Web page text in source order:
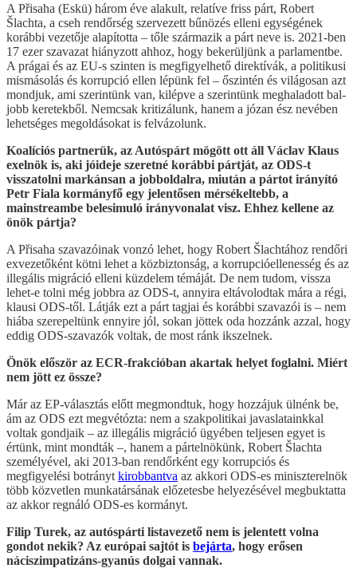
A Přisaha (Eskü) három éve alakult, relatíve friss párt, Robert
Šlachta, a cseh rendőrség szervezett bűnözés elleni egységének
korábbi vezetője alapította – tőle származik a párt neve is. 2021-ben
17 ezer szavazat hiányzott ahhoz, hogy bekerüljünk a parlamentbe.
A prágai és az EU-s szinten is megfigyelhető direktívák, a politikusi
mismásolás és korrupció ellen lépünk fel – őszintén és világosan azt
mondjuk, ami szerintünk van, kilépve a szerintünk meghaladott bal-
jobb keretekből. Nemcsak kritizálunk, hanem a józan ész nevében
lehetséges megoldásokat is felvázolunk.
Koalíciós partnerük, az Autóspárt mögött ott áll Václav Klaus
exelnök is, aki jóideje szeretné korábbi pártját, az ODS-t
visszatolni markánsan a jobboldalra, miután a pártot irányító
Petr Fiala kormányfő egy jelentősen mérsékeltebb, a
mainstreambe belesimuló irányvonalat visz. Ehhez kellene az
önök pártja?
A Přisaha szavazóinak vonzó lehet, hogy Robert Šlachtához rendőri
exvezetőként kötni lehet a közbiztonság, a korrupcióellenesség és az
illegális migráció elleni küzdelem témáját. De nem tudom, vissza
lehet-e tolni még jobbra az ODS-t, annyira eltávolodtak mára a régi,
klausi ODS-től. Látják ezt a párt tagjai és korábbi szavazói is – nem
hiába szerepeltünk ennyire jól, sokan jöttek oda hozzánk azzal, hogy
eddig ODS-szavazók voltak, de most ránk ikszelnek.
Önök először az ECR-frakcióban akartak helyet foglalni. Miért
nem jött ez össze?
Már az EP-választás előtt megmondtuk, hogy hozzájuk ülnénk be,
ám az ODS ezt megvétózta: nem a szakpolitikai javaslatainkkal
voltak gondjaik – az illegális migráció ügyében teljesen egyet is
értünk, mint mondták –, hanem a pártelnökünk, Robert Šlachta
személyével, aki 2013-ban rendőrként egy korrupciós és
megfigyelési botrányt kirobbantva az akkori ODS-es miniszterelnök
több közvetlen munkatársának előzetesbe helyezésével megbuktatta
az akkor regnáló ODS-es kormányt.
Filip Turek, az autóspárti listavezető nem is jelentett volna
gondot nekik? Az európai sajtót is bejárta, hogy erősen
náciszimpatizáns-gyanús dolgai vannak.